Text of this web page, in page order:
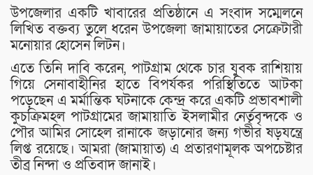
উপজেলার একটি খাবারের প্রতিষ্ঠানে এ সংবাদ সম্মেলনে
লিখিত বক্তব্য তুলে ধরেন উপজেলা জামায়াতের সেক্রেটারী
মনোয়ার হোসেন লিটন।
এতে তিনি দাবি করেন, পাটগ্রাম থেকে চার যুবক রাশিয়ায়
গিয়ে সেনাবাহীনির হাতে বিপর্যকর পরিস্থিতিতে আটকা
পড়েছেন এ মর্মান্তিক ঘটনাকে কেন্দ্র করে একটি প্রভাবশালী
কুচক্রিমহল পাটগ্রামের জামায়াতি ইসলামীর নের্তৃবৃন্দকে ও
পৌর আমির সোহেল রানাকে জড়ানোর জন্য গভীর ষড়যন্ত্রে
লিপ্ত রয়েছে। আমরা (জামায়াত) এ প্রতারণামূলক অপচেষ্টার
তীব্র নিন্দা ও প্রতিবাদ জানাই।